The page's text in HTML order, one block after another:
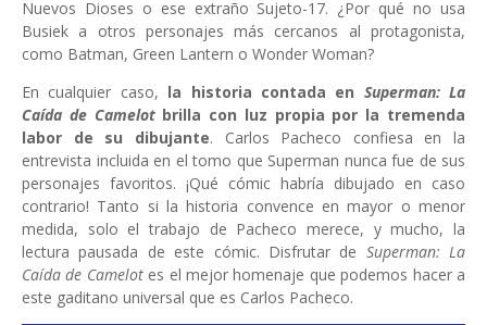
Nuevos Dioses o ese extraño Sujeto-17. ¿Por qué no usa
Busiek a otros personajes más cercanos al protagonista,
como Batman, Green Lantern o Wonder Woman?
En cualquier caso, la historia contada en Superman: La
Caída de Camelot brilla con luz propia por la tremenda
labor de su dibujante. Carlos Pacheco confiesa en la
entrevista incluida en el tomo que Superman nunca fue de sus
personajes favoritos. ¡Qué cómic habría dibujado en caso
contrario! Tanto si la historia convence en mayor o menor
medida, solo el trabajo de Pacheco merece, y mucho, la
lectura pausada de este cómic. Disfrutar de Superman: La
Caída de Camelotes el mejor homenaje que podemos hacer a
este gaditano universal que es Carlos Pacheco.